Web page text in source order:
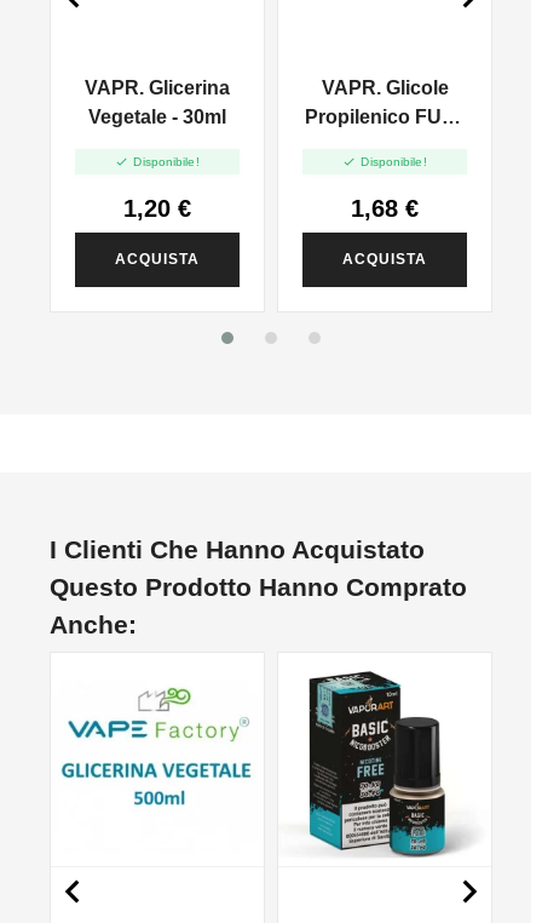
VAPR. Glicerina
Vegetale - 30ml
 Disponibile!
1,20 €
ACQUISTA
VAPR. Glicole
Propilenico FULL
 Disponibile!
1,68 €
ACQUISTA
I Clienti Che Hanno Acquistato
Questo Prodotto Hanno Comprato
Anche:
 